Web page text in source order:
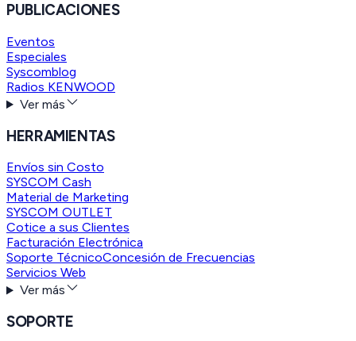
PUBLICACIONES
Eventos
Especiales
Syscomblog
Radios KENWOOD
Ver más
HERRAMIENTAS
Envíos sin Costo
SYSCOM Cash
Material de Marketing
SYSCOM OUTLET
Cotice a sus Clientes
Facturación Electrónica
Soporte TécnicoConcesión de Frecuencias
Servicios Web
Ver más
SOPORTE